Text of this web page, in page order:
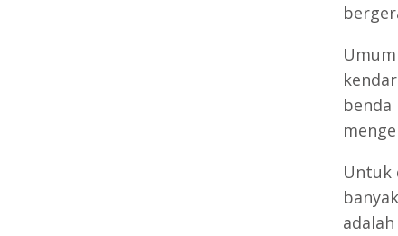
Untuk